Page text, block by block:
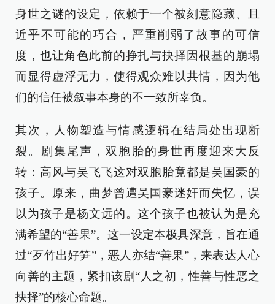
身世之谜的设定，依赖于一个被刻意隐藏、且
近乎不可能的巧合，严重削弱了故事的可信
度，也让角色此前的挣扎与抉择因根基的崩塌
而显得虚浮无力，使得观众难以共情，因为他
们的信任被叙事本身的不一致所辜负。
其次，人物塑造与情感逻辑在结局处出现断
裂。剧集尾声，双胞胎的身世再度迎来大反
转：高风与吴飞飞这对双胞胎竟都是吴国豪的
孩子。原来，曲梦曾遭吴国豪迷奸而失忆，误
以为孩子是杨文远的。这个孩子也被认为是充
满希望的“善果”。这一设定本极具深意，旨在通
过“歹竹出好笋”，恶人亦结“善果”，来表达人心
向善的主题，紧扣该剧“人之初，性善与性恶之
抉择”的核心命题。